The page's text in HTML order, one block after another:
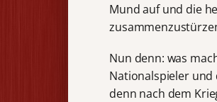
Mund auf und die
Nun denn: was
Nationalspieler und
denn nach dem